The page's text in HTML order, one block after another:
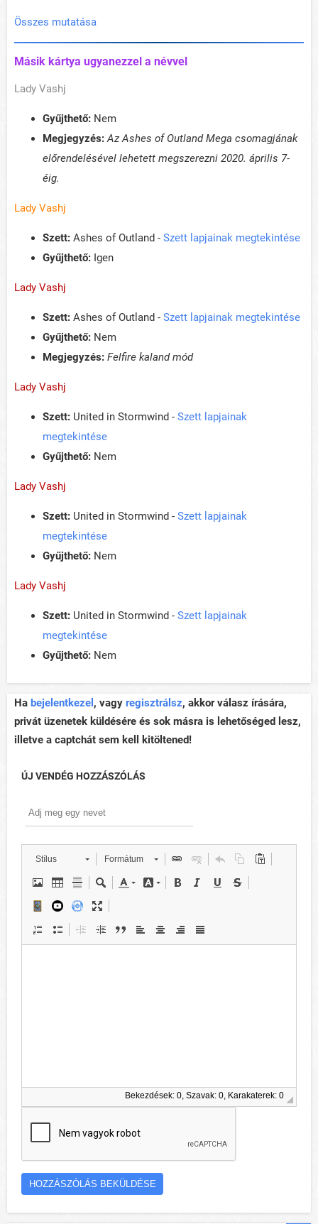
Összes mutatása
Másik kártya ugyanezzel a névvel
Lady Vashj
Gyűjthető: Nem
Megjegyzés: Az Ashes of Outland Mega csomagjának
előrendelésével lehetett megszerezni 2020. április 7-
éig.
Lady Vashj
Szett: Ashes of Outland - Szett lapjainak megtekintése
Gyűjthető: Igen
Lady Vashj
Szett: Ashes of Outland - Szett lapjainak megtekintése
Gyűjthető: Nem
Megjegyzés: Felfire kaland mód
Lady Vashj
Szett: United in Stormwind - Szett lapjainak
megtekintése
Gyűjthető: Nem
Lady Vashj
Szett: United in Stormwind - Szett lapjainak
megtekintése
Gyűjthető: Nem
Lady Vashj
Szett: United in Stormwind - Szett lapjainak
megtekintése
Gyűjthető: Nem
Ha bejelentkezel , vagy regisztrálsz, akkor válasz írására,
privát üzenetek küldésére és sok másra is lehetőséged lesz,
illetve a captchát sem kell kitöltened!
ÚJ VENDÉG HOZZÁSZÓLÁS
Stílus Formátum
Bekezdések: 0, Szavak: 0, Karakaterek: 0